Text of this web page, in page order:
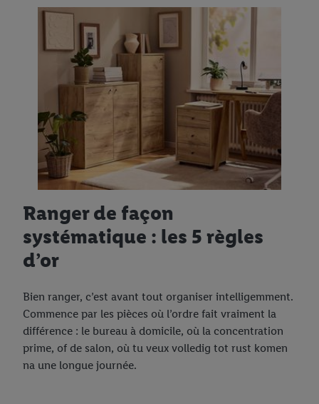
Ranger de façon
systématique : les 5 règles
d’or
Bien ranger, c’est avant tout organiser intelligemment.
Commence par les pièces où l’ordre fait vraiment la
différence : le bureau à domicile, où la concentration
prime, of de salon, où tu veux volledig tot rust komen
na une longue journée.